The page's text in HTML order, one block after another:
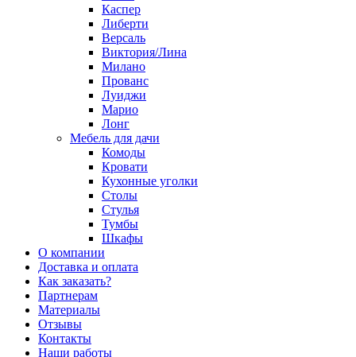
Каспер
Либерти
Версаль
Виктория/Лина
Милано
Прованс
Луиджи
Марио
Лонг
Мебель для дачи
Комоды
Кровати
Кухонные уголки
Столы
Стулья
Тумбы
Шкафы
О компании
Доставка и оплата
Как заказать?
Партнерам
Материалы
Отзывы
Контакты
Наши работы